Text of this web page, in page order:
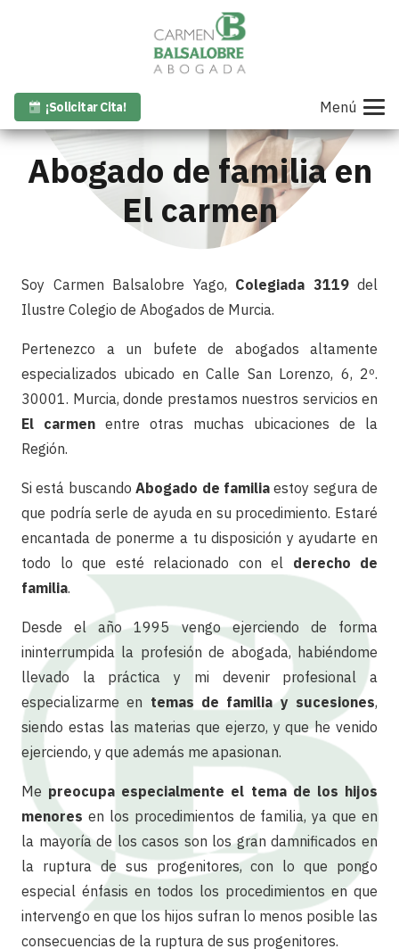
¡Solicitar Cita! Menú
Abogado de familia en
El carmen
Soy Carmen Balsalobre Yago, Colegiada 3119del
Ilustre Colegio de Abogados de Murcia.
Pertenezco a un bufete de abogados altamente
especializados ubicado en Calle San Lorenzo, 6, 2º.
30001. Murcia, donde prestamos nuestros servicios en
El carmen entre otras muchas ubicaciones de la
Región.
Si está buscandoAbogado de familiaestoy segura de
que podría serle de ayuda en su procedimiento. Estaré
encantada de ponerme a tu disposición y ayudarte en
todo lo que esté relacionado con el derecho de
familia.
Desde el año 1995 vengo ejerciendo de forma
ininterrumpida la profesión de abogada, habiéndome
llevado la práctica y mi devenir profesional a
especializarme en temas de familia y sucesiones,
siendo estas las materias que ejerzo, y que he venido
ejerciendo, y que además me apasionan.
Me preocupa especialmente el tema de los hijos
menores en los procedimientos de familia, ya que en
la mayoría de los casos son los gran damnificados en
la ruptura de sus progenitores, con lo que pongo
especial énfasis en todos los procedimientos en que
intervengo en que los hijos sufran lo menos posible las
consecuencias de la ruptura de sus progenitores.